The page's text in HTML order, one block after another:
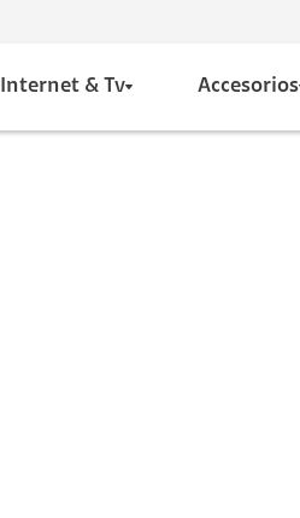
Internet & Tv Accesorios